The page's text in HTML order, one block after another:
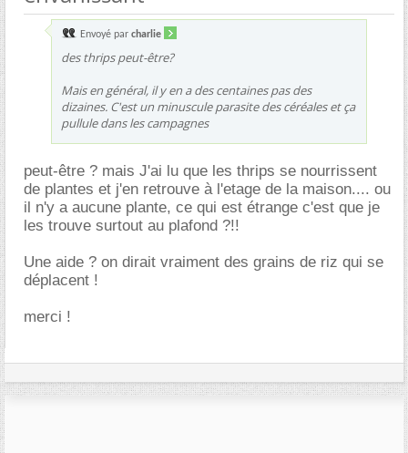
Envoyé par charlie
des thrips peut-être?
Mais en général, il y en a des centaines pas des
dizaines. C'est un minuscule parasite des céréales et ça
pullule dans les campagnes
peut-être ? mais J'ai lu que les thrips se nourrissent
de plantes et j'en retrouve à l'etage de la maison.... ou
il n'y a aucune plante, ce qui est étrange c'est que je
les trouve surtout au plafond ?!!
Une aide ? on dirait vraiment des grains de riz qui se
déplacent !
merci !